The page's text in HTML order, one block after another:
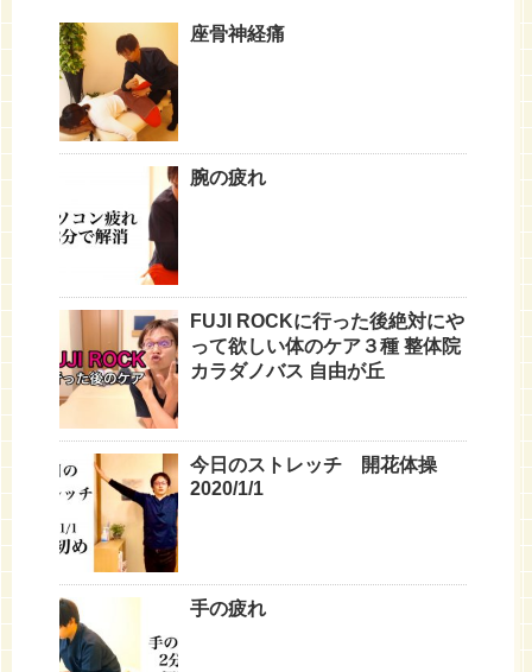
座骨神経痛
腕の疲れ
FUJI ROCKに行った後絶対にや
って欲しい体のケア３種 整体院
カラダノバス 自由が丘
今日のストレッチ 開花体操
2020/1/1
手の疲れ